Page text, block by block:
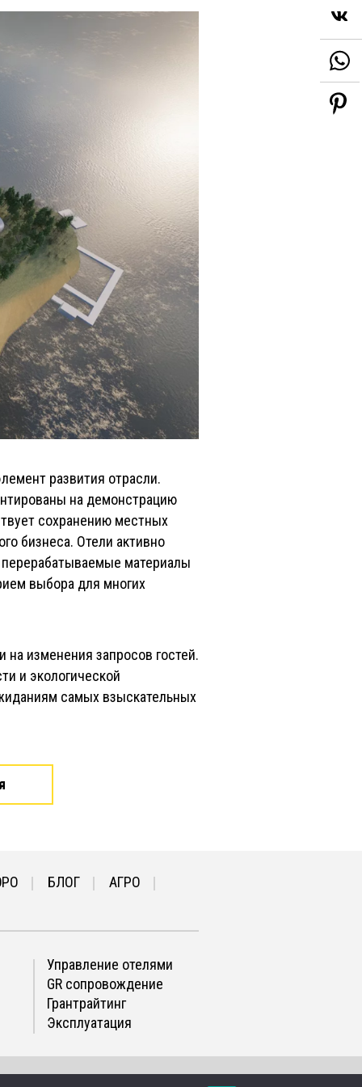
развития отрасли.
на демонстрацию
сохранению местных
бизнеса. Отели активно
материалы
выбора для многих
изменения запросов гостей.
и экологической
самых взыскательных
БЛОГ АГРО
Управление отелями
GR сопровождение
Грантрайтинг
Эксплуатация